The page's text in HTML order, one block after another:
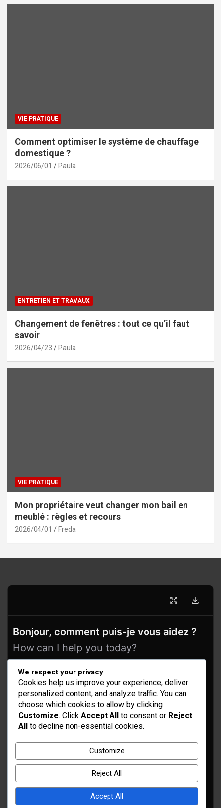
VIE PRATIQUE
Comment optimiser le système de chauffage
domestique ?
2026/06/01 Paula
ENTRETIEN ET TRAVAUX
Changement de fenêtres : tout ce qu’il faut
savoir
2026/04/23 Paula
VIE PRATIQUE
Mon propriétaire veut changer mon bail en
meublé : règles et recours
2026/04/01 Freda
Bonjour, comment puis-je vous aidez ?
How can I help you today?
Idées d’aménagement et déco
Choix d'outillage et de matériaux
We respect your privacy
Cookies help us improve your experience, deliver
personalized content, and analyze traffic. You can
choose which cookies to allow by clicking
Customize. Click Accept All to consent or Reject
All to decline non-essential cookies.
Customize
Reject All
Accept All